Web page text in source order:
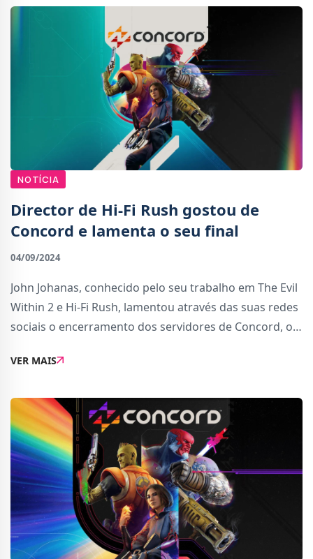
NOTÍCIA
Director de Hi-Fi Rush gostou de
Concord e lamenta o seu final
04/09/2024
John Johanas, conhecido pelo seu trabalho em The Evil
Within 2 e Hi-Fi Rush, lamentou através das suas redes
sociais o encerramento dos servidores de Concord, o
anunciado ontem pela PlayStation, Concord...
VER MAIS